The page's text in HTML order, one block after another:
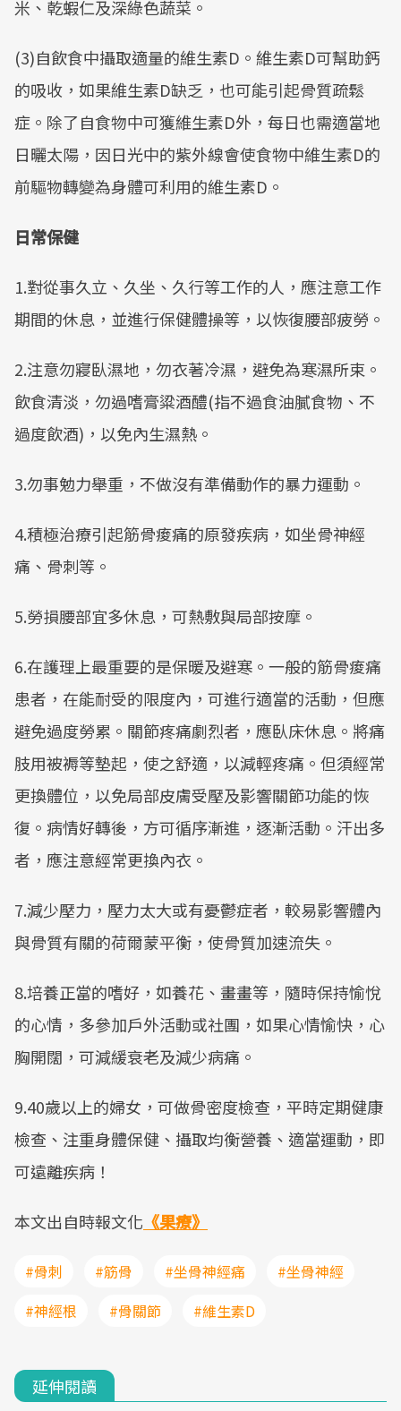
米、乾蝦仁及深綠色蔬菜。
(3)自飲食中攝取適量的維生素D。維生素D可幫助鈣
的吸收，如果維生素D缺乏，也可能引起骨質疏鬆
症。除了自食物中可獲維生素D外，每日也需適當地
日曬太陽，因日光中的紫外線會使食物中維生素D的
前驅物轉變為身體可利用的維生素D。
日常保健
1.對從事久立、久坐、久行等工作的人，應注意工作
期間的休息，並進行保健體操等，以恢復腰部疲勞。
2.注意勿寢臥濕地，勿衣著冷濕，避免為寒濕所束。
飲食清淡，勿過嗜膏粱酒醴(指不過食油膩食物、不
過度飲酒)，以免內生濕熱。
3.勿事勉力舉重，不做沒有準備動作的暴力運動。
4.積極治療引起筋骨痠痛的原發疾病，如坐骨神經
痛、骨刺等。
5.勞損腰部宜多休息，可熱敷與局部按摩。
6.在護理上最重要的是保暖及避寒。一般的筋骨痠痛
患者，在能耐受的限度內，可進行適當的活動，但應
避免過度勞累。關節疼痛劇烈者，應臥床休息。將痛
肢用被褥等墊起，使之舒適，以減輕疼痛。但須經常
更換體位，以免局部皮膚受壓及影響關節功能的恢
復。病情好轉後，方可循序漸進，逐漸活動。汗出多
者，應注意經常更換內衣。
7.減少壓力，壓力太大或有憂鬱症者，較易影響體內
與骨質有關的荷爾蒙平衡，使骨質加速流失。
8.培養正當的嗜好，如養花、畫畫等，隨時保持愉悅
的心情，多參加戶外活動或社團，如果心情愉快，心
胸開闊，可減緩衰老及減少病痛。
9.40歲以上的婦女，可做骨密度檢查，平時定期健康
檢查、注重身體保健、攝取均衡營養、適當運動，即
可遠離疾病！
本文出自時報文化 《果療》
#骨刺 #筋骨 #坐骨神經痛
#坐骨神經
#神經根
#骨關節 #維生素D
延伸閱讀